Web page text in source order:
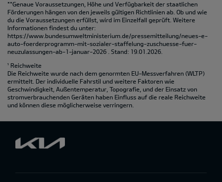
**Genaue Voraussetzungen, Höhe und Verfügbarkeit der staatlichen
Förderungen hängen von den jeweils gültigen Richtlinien ab. Ob und wie
du die Voraussetzungen erfüllst, wird im Einzelfall geprüft. Weitere
Informationen findest du unter:
https://www.bundesumweltministerium.de/pressemitteilung/neues-e-
auto-foerderprogramm-mit-sozialer-staffelung-zuschuesse-fuer-
neuzulassungen-ab-1-januar-2026 . Stand: 19.01.2026.
¹ Reichweite
Die Reichweite wurde nach dem genormten EU-Messverfahren (WLTP)
ermittelt. Der individuelle Fahrstil und weitere Faktoren wie
Geschwindigkeit, Außentemperatur, Topografie‚ und der Einsatz von
stromverbrauchenden Geräten haben Einfluss auf die reale Reichweite
und können diese möglicherweise verringern.